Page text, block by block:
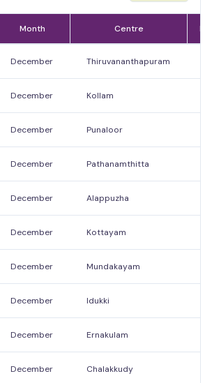
Month Centre
December Thiruvananthapuram
December Kollam
December Punaloor
December Pathanamthitta
December Alappuzha
December Kottayam
December Mundakayam
December Idukki
December Ernakulam
December Chalakkudy